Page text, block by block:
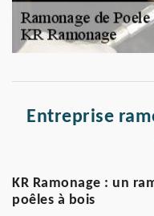
Entreprise
KR Ramonage : un
poêles à bois